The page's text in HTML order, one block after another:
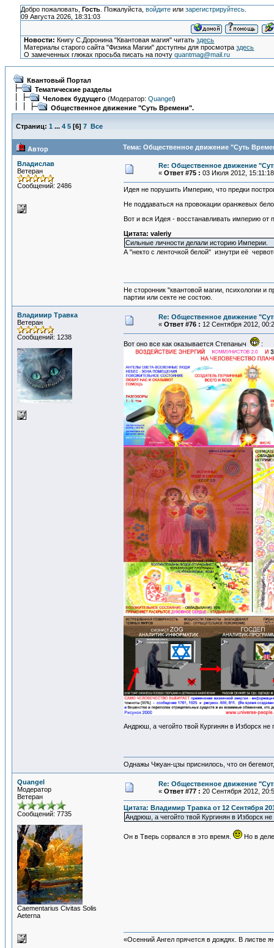
Добро пожаловать, Гость. Пожалуйста, войдитеили зарегистрируйтесь.
09 Августа 2026, 18:31:03
Новости: Книгу С.Доронина "Квантовая магия" читатьздесь
Материалы старого сайта "Физика Магии" доступны для просмотраздесь
О замеченных глюках просьба писать на почтуquantmag@mail.ru
Квантовый Портал
Тематические разделы
Человек будущего (Модератор: Quangel)
Общественное движение "Суть Времени".
Страниц: 1 ... 4 5 [6] 7 Все
Автор Тема: Общественное движение "Суть
Владислав
Ветеран
Сообщений: 2486
Re: Общественное движение
« Ответ #75 : 03 Июля 2012,
Идея не порушить Империю, что предки
Не поддаваться на провокации оранжевых
Вот и вся Идея - восстанавливать империю от
Цитата: valeriy
Сильные личности делали историю Империи.
А "некто с ленточкой белой" изнутри её
Не сторонник "квантовой магии, психологии и
партии или секте не состою.
Владимир Травка
Ветеран
Сообщений: 1238
Re: Общественное движение
« Ответ #76 : 12 Сентября 2012,
Вот оно все как оказывается Степаныч :
Андрюш, а чегойто твой Кургинян в Изборск
Однажы Чжуан-цзы приснилось, что он
Quangel
Модератор
Ветеран
Сообщений: 7735
Сaementarius Civitas Solis
Aeterna
Re: Общественное движение
« Ответ #77 : 20 Сентября 2012,
Цитата: Владимир Травка от 12 Сентября
Андрюш, а чегойто твой Кургинян в Изборск
Он в Тверь сорвался в это время. Но в
«Осенний Ангел прячется в дождях. В листве